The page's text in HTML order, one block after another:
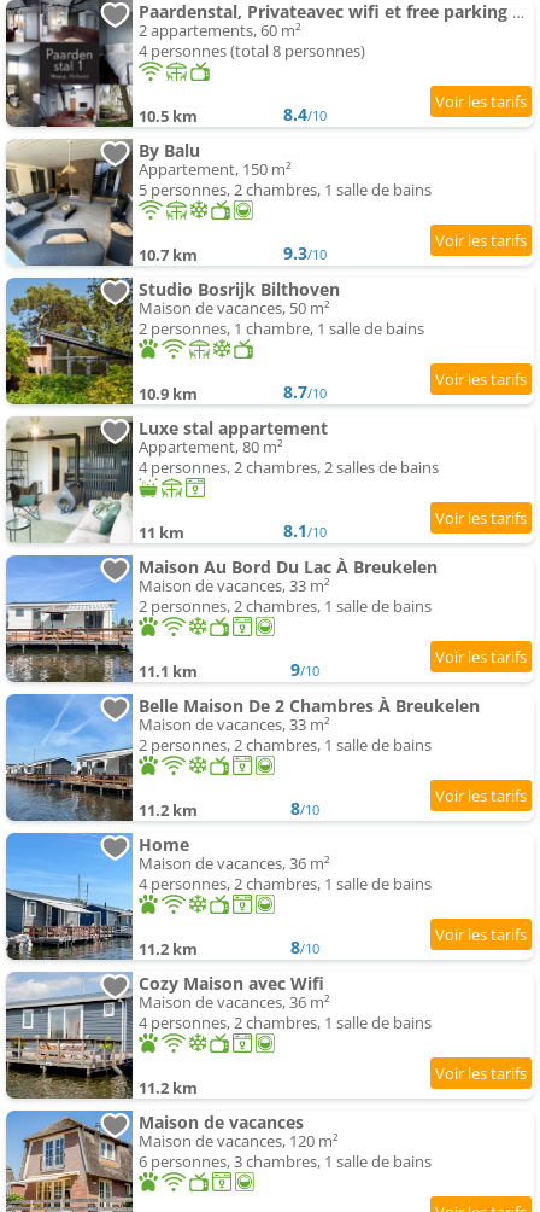
Paardenstal, Privateavec wifi et free parking pour 1 car
2 appartements, 60 m²
4 personnes (total 8 personnes)
10.5 km 8.4/10
By Balu
Appartement, 150 m²
5 personnes, 2 chambres, 1 salle de bains
10.7 km 9.3/10
Studio Bosrijk Bilthoven
Maison de vacances, 50 m²
2 personnes, 1 chambre, 1 salle de bains
10.9 km 8.7/10
Luxe stal appartement
Appartement, 80 m²
4 personnes, 2 chambres, 2 salles de bains
11 km 8.1/10
Maison Au Bord Du Lac À Breukelen
Maison de vacances, 33 m²
2 personnes, 2 chambres, 1 salle de bains
11.1 km 9/10
Belle Maison De 2 Chambres À Breukelen
Maison de vacances, 33 m²
2 personnes, 2 chambres, 1 salle de bains
11.2 km 8/10
Home
Maison de vacances, 36 m²
4 personnes, 2 chambres, 1 salle de bains
11.2 km 8/10
Cozy Maison avec Wifi
Maison de vacances, 36 m²
4 personnes, 2 chambres, 1 salle de bains
11.2 km
Maison de vacances
Maison de vacances, 120 m²
6 personnes, 3 chambres, 1 salle de bains